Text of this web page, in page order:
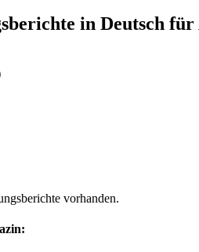
in Deutsch
vorhanden.